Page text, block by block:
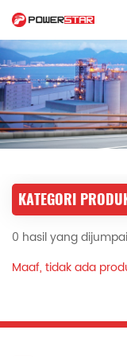
Perkhidmatan
한
KATEGORI
0 hasil yang
Maaf, tidak ada